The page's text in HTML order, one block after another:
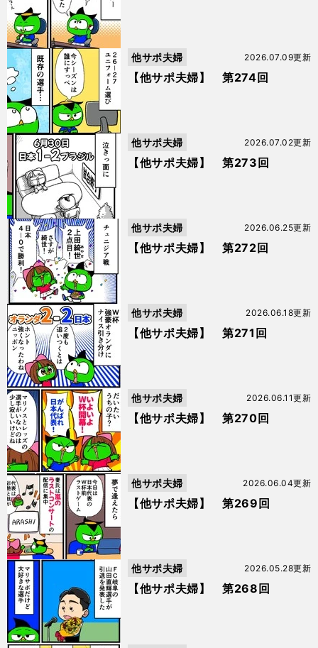
【他サポ夫婦】 第274回
2026.07.09更新
他サポ夫婦
【他サポ夫婦】 第273回
2026.07.02更新
他サポ夫婦
【他サポ夫婦】 第272回
2026.06.25更新
他サポ夫婦
【他サポ夫婦】 第271回
2026.06.18更新
他サポ夫婦
【他サポ夫婦】 第270回
2026.06.11更新
他サポ夫婦
【他サポ夫婦】 第269回
2026.06.04更新
他サポ夫婦
【他サポ夫婦】 第268回
2026.05.28更新
他サポ夫婦